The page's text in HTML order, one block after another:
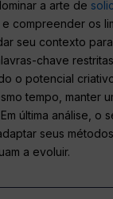
a arte de
e compreender os
seu contexto
chave
o potencial
tempo, manter
última análise, o
seus
a evoluir.